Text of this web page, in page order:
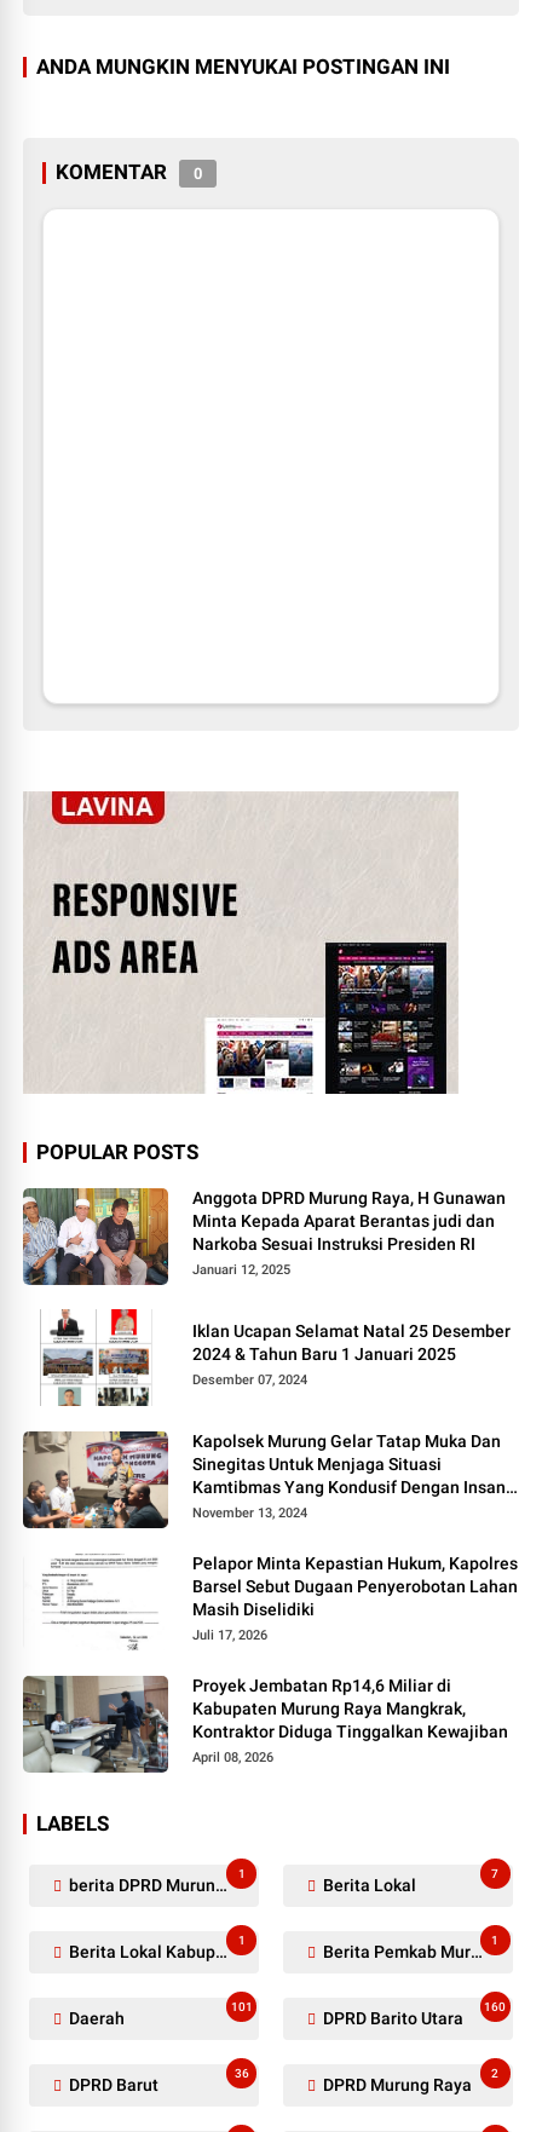
ANDA MUNGKIN MENYUKAI POSTINGAN INI
KOMENTAR 0
POPULAR POSTS
Anggota DPRD Murung Raya, H Gunawan
Minta Kepada Aparat Berantas judi dan
Narkoba Sesuai Instruksi Presiden RI
Januari 12, 2025
Iklan Ucapan Selamat Natal 25 Desember
2024 & Tahun Baru 1 Januari 2025
Desember 07, 2024
Kapolsek Murung Gelar Tatap Muka Dan
Sinegitas Untuk Menjaga Situasi
Kamtibmas Yang Kondusif Dengan Insan
Pers
November 13, 2024
Pelapor Minta Kepastian Hukum, Kapolres
Barsel Sebut Dugaan Penyerobotan Lahan
Masih Diselidiki
Juli 17, 2026
Proyek Jembatan Rp14,6 Miliar di
Kabupaten Murung Raya Mangkrak,
Kontraktor Diduga Tinggalkan Kewajiban
April 08, 2026
LABELS
berita DPRD Murung Raya
1
Berita Lokal
7
Berita Lokal Kabupaten Barito Utara
1
Berita Pemkab Murung Raya
1
Daerah
101
DPRD Barito Utara
160
DPRD Barut
36
DPRD Murung Raya
2